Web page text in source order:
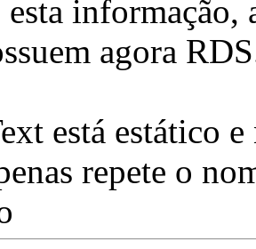
informação,
agora
está estático
repete o